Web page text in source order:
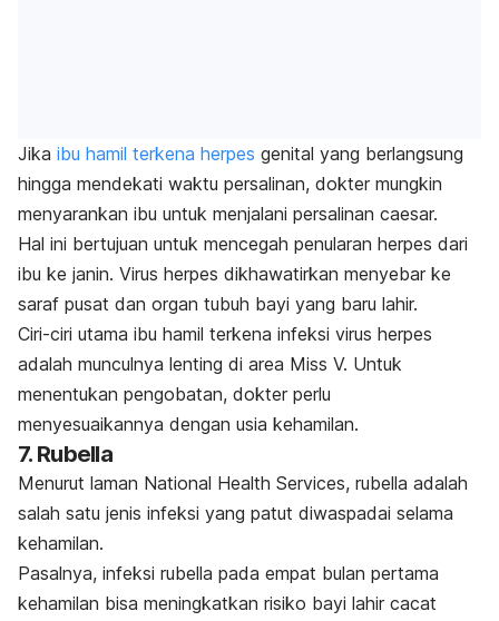
Jika ibu hamil terkena herpes genital yang berlangsung
hingga mendekati waktu persalinan, dokter mungkin
menyarankan ibu untuk menjalani persalinan caesar.
Hal ini bertujuan untuk mencegah penularan herpes dari
ibu ke janin. Virus herpes dikhawatirkan menyebar ke
saraf pusat dan organ tubuh bayi yang baru lahir.
Ciri-ciri utama ibu hamil terkena infeksi virus herpes
adalah munculnya lenting di area Miss V. Untuk
menentukan pengobatan, dokter perlu
menyesuaikannya dengan usia kehamilan.
7. Rubella
Menurut laman National Health Services, rubella adalah
salah satu jenis infeksi yang patut diwaspadai selama
kehamilan.
Pasalnya, infeksi rubella pada empat bulan pertama
kehamilan bisa meningkatkan risiko bayi lahir cacat